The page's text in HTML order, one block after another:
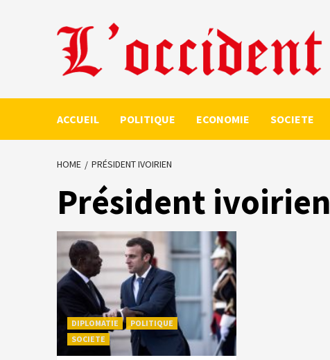
ACCUEIL POLITIQUE ECONOMIE SOCIETE
HOME PRÉSIDENT IVOIRIEN
Président ivoirien
DIPLOMATIE
POLITIQUE
SOCIETE